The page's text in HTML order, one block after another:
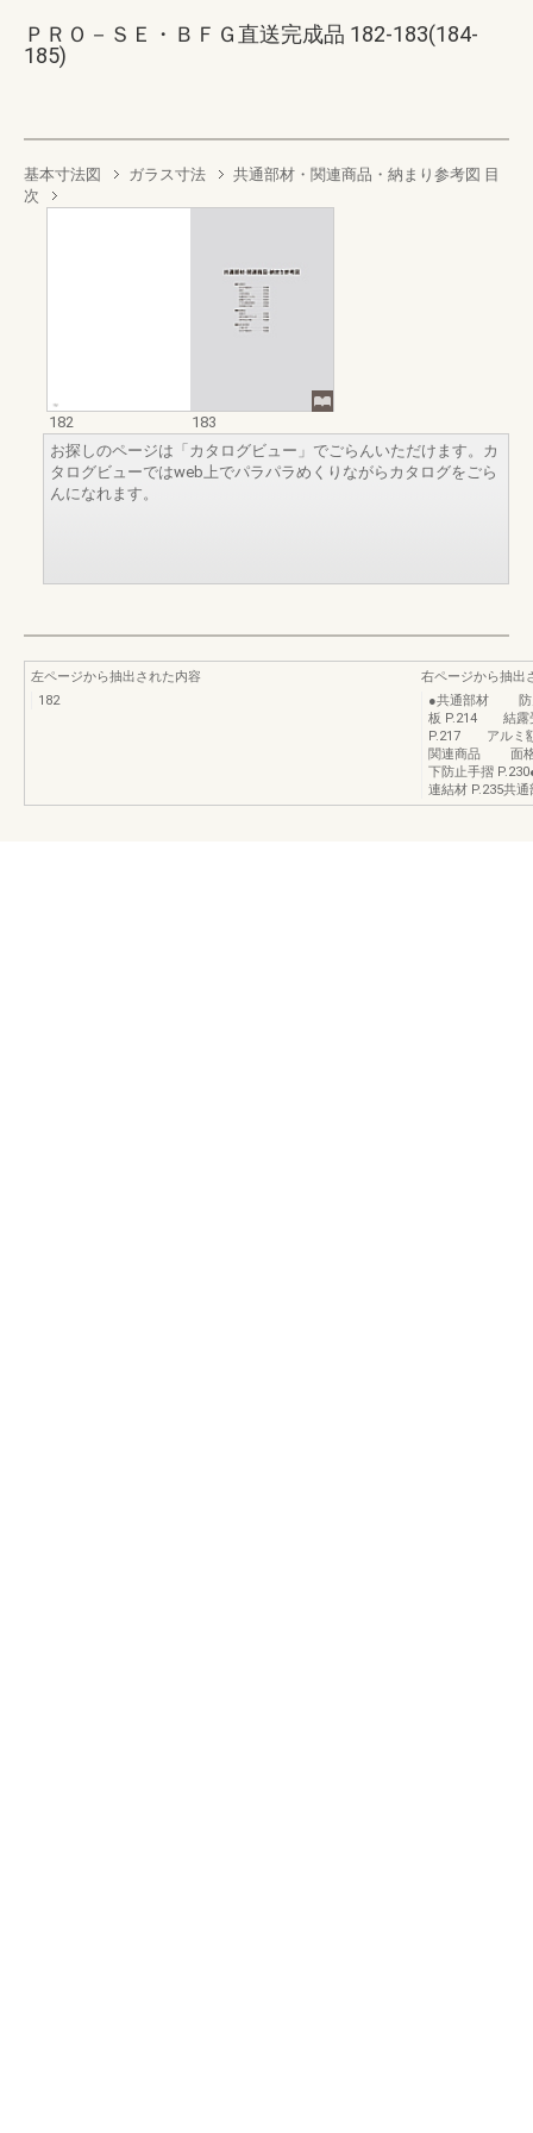
ＰＲＯ－ＳＥ・ＢＦＧ直送完成品 182-183(184-
185)
基本寸法図 ガラス寸法
共通部材・関連商品・納まり参考図 目
次
182
183
お探しのページは「カタログビュー」でごらんいただけます。カ
タログビューではweb上でパラパラめくりながらカタログをごら
んになれます。
左ページから抽出された内容
182
右ページから抽出
●共通部材 防
板 P.214 結露
P.217 アルミ
関連商品 面格
下防止手摺
連結材 P.235共